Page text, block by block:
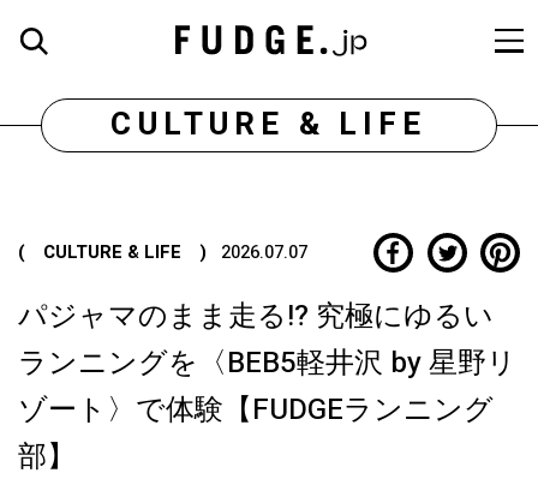
CULTURE & LIFE
( CULTURE & LIFE ) 2026.07.07
パジャマのまま走る!? 究極にゆるい
ランニングを〈BEB5軽井沢 by 星野リ
ゾート〉で体験【FUDGEランニング
部】